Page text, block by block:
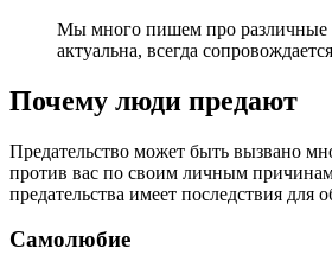
Мы много пишем про различные
актуальна, всегда
Почему люди предают
Предательство может быть вызвано
против вас по своим личным
предательства имеет последствия для
Самолюбие